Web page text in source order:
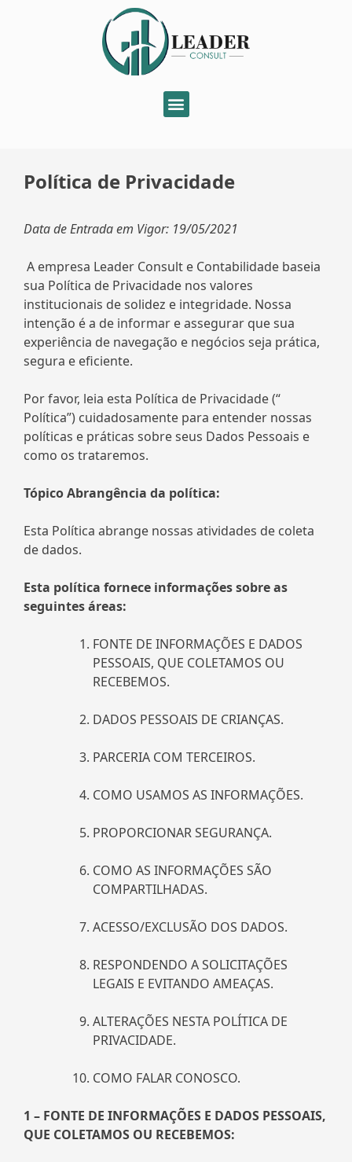
Política de Privacidade
Data de Entrada em Vigor: 19/05/2021
A empresa Leader Consult e Contabilidade baseia
sua Política de Privacidade nos valores
institucionais de solidez e integridade. Nossa
intenção é a de informar e assegurar que sua
experiência de navegação e negócios seja prática,
segura e eficiente.
Por favor, leia esta Política de Privacidade (“
Política”) cuidadosamente para entender nossas
políticas e práticas sobre seus Dados Pessoais e
como os trataremos.
Tópico Abrangência da política:
Esta Política abrange nossas atividades de coleta
de dados.
Esta política fornece informações sobre as
seguintes áreas:
FONTE DE INFORMAÇÕES E DADOS
PESSOAIS, QUE COLETAMOS OU
RECEBEMOS.
DADOS PESSOAIS DE CRIANÇAS.
PARCERIA COM TERCEIROS.
COMO USAMOS AS INFORMAÇÕES.
PROPORCIONAR SEGURANÇA.
COMO AS INFORMAÇÕES SÃO
COMPARTILHADAS.
ACESSO/EXCLUSÃO DOS DADOS.
RESPONDENDO A SOLICITAÇÕES
LEGAIS E EVITANDO AMEAÇAS.
ALTERAÇÕES NESTA POLÍTICA DE
PRIVACIDADE.
COMO FALAR CONOSCO.
1 – FONTE DE INFORMAÇÕES E DADOS PESSOAIS,
QUE COLETAMOS OU RECEBEMOS: